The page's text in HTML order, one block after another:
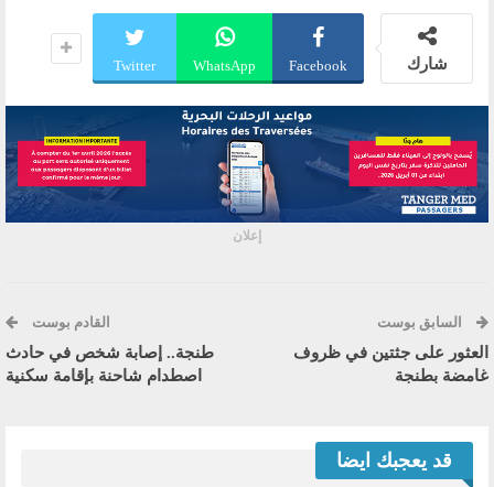
شارك Facebook
WhatsApp
Twitter
إعلان
السابق بوست
العثور على جثتين في ظروف
غامضة بطنجة
القادم بوست
طنجة.. إصابة شخص في حادث
اصطدام شاحنة بإقامة سكنية
قد يعجبك ايضا